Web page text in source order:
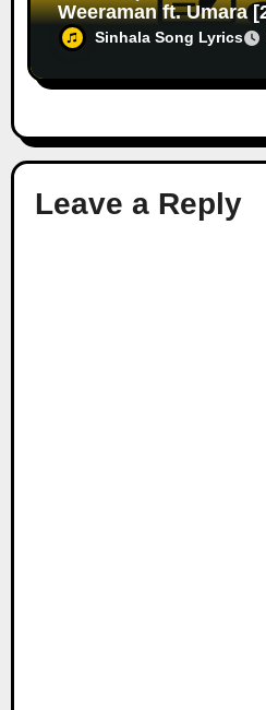
Weeraman ft. Umara
Sinhala Song Lyrics
Leave a Reply